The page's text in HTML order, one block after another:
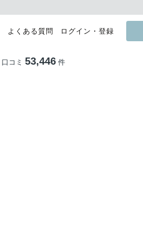
よくある質問 ログイン・登録
口コミ 53,446件